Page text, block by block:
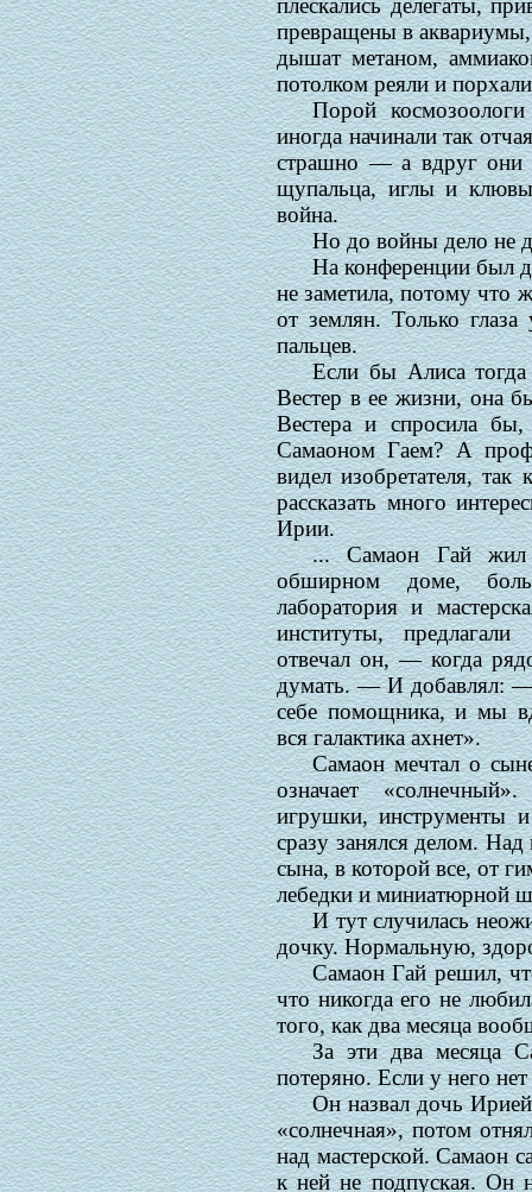
плескались делегаты,
превращены в аквариумы,
дышат метаном,
потолком реяли и
Порой
иногда начинали так
страшно — а вдруг они
щупальца, иглы и
война.
Но до войны дело не
На конференции был
не заметила, потому что
от землян. Только
пальцев.
Если бы Алиса тогда
Вестер в ее жизни, она
Вестера и спросила
Самаоном Гаем? А
видел изобретателя,
рассказать много
Ирии.
... Самаон Гай жил
обширном доме,
лаборатория и
институты,
отвечал он, — когда
думать. — И добавлял:
себе помощника, и мы
вся галактика ахнет».
Самаон мечтал о
означает
игрушки, инструменты
сразу занялся делом.
сына, в которой все, от
лебедки и миниатюрной
И тут случилась
дочку. Нормальную,
Самаон Гай решил,
что никогда его не
того, как два месяца
За эти два месяца
потеряно. Если у него
Он назвал дочь
«солнечная», потом
над мастерской. Самаон
к ней не подпуская. Он